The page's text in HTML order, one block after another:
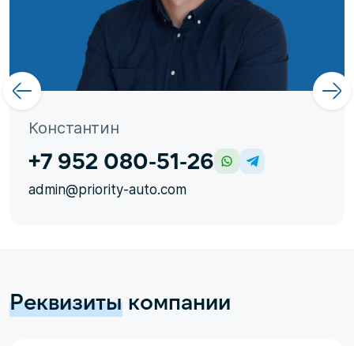
Константин
+7 952 080-51-26
admin@priority-auto.com
Реквизиты компании